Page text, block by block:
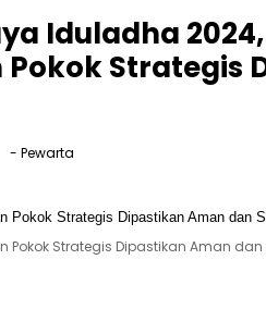
Iduladha
Pokok Strategis
- Pewarta
Pokok Strategis Dipastikan Aman